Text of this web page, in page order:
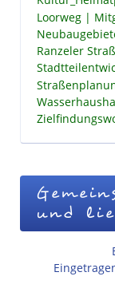
Loorweg
Ranzeler
und